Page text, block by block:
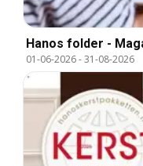
Hanos folder -
01-06-2026-31-08-2026